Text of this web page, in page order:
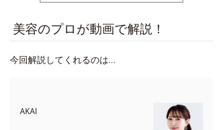
美容のプロが動画で解説！
今回解説してくれるのは…
AKAI